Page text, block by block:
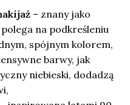
– znany jako
na podkreśleniu
spójnym kolorem,
barwy, jak
niebieski, dodadzą